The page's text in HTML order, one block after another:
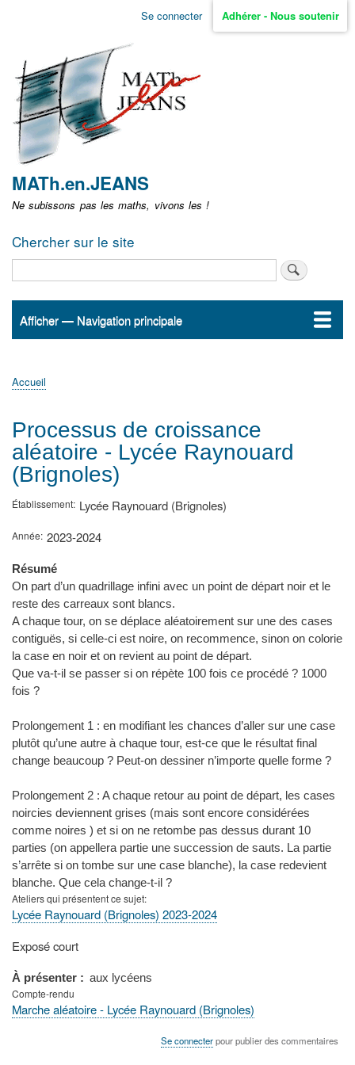
Aller
non
identifié
Se connecter Adhérer - Nous soutenir
MATh.en.JEANS
Ne subissons pas les maths, vivons les !
Chercher sur le site
Navigation
Afficher — Navigation principale
Accueil
ActualitésMATh.en.JEANS ?
Régions et Ateliers
Créer, gérer un atelier
Sujets/Publications
Congrès
d'Ariane
Accueil
Processus de croissance
aléatoire - Lycée Raynouard
(Brignoles)
Établissement Lycée Raynouard (Brignoles)
Année 2023-2024
Résumé
On part d’un quadrillage infini avec un point de départ noir et le
reste des carreaux sont blancs.
A chaque tour, on se déplace aléatoirement sur une des cases
contiguës, si celle-ci est noire, on recommence, sinon on colorie
la case en noir et on revient au point de départ.
Que va-t-il se passer si on répète 100 fois ce procédé ? 1000
fois ?
Prolongement 1 : en modifiant les chances d’aller sur une case
plutôt qu’une autre à chaque tour, est-ce que le résultat final
change beaucoup ? Peut-on dessiner n’importe quelle forme ?
Prolongement 2 : A chaque retour au point de départ, les cases
noircies deviennent grises (mais sont encore considérées
comme noires ) et si on ne retombe pas dessus durant 10
parties (on appellera partie une succession de sauts. La partie
s’arrête si on tombe sur une case blanche), la case redevient
blanche. Que cela change-t-il ?
Ateliers qui présentent ce sujet
Lycée Raynouard (Brignoles) 2023-2024
Type
présentation
congrès
Exposé court
À présenter
aux lycéens
Compte-rendu
Marche aléatoire - Lycée Raynouard (Brignoles)
Se connecterpour publier des commentaires